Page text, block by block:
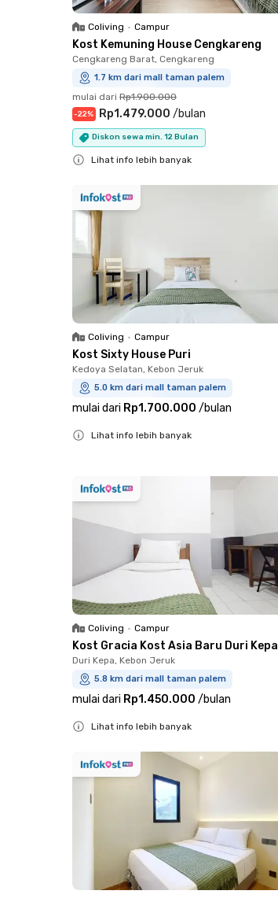
Coliving • Campur
Kost Kemuning House Cengkareng
Cengkareng Barat, Cengkareng
1.7 km dari mall taman palem
mulai dari Rp1.900.000
-22% Rp1.479.000 /bulan
Diskon sewa min. 12 Bulan
Lihat info lebih banyak
Coliving • Campur
Kost Sixty House Puri
Kedoya Selatan, Kebon Jeruk
5.0 km dari mall taman palem
mulai dari Rp1.700.000 /bulan
Lihat info lebih banyak
Coliving • Campur
Kost Gracia Kost Asia Baru Duri Kepa
Duri Kepa, Kebon Jeruk
5.8 km dari mall taman palem
mulai dari Rp1.450.000 /bulan
Lihat info lebih banyak